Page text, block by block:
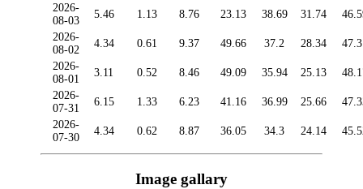
2026-
08-03
5.46 1.13 8.76 23.13 38.69 31.74
2026-
08-02
4.34 0.61 9.37 49.66 37.2 28.34
2026-
08-01
3.11 0.52 8.46 49.09 35.94 25.13
2026-
07-31
6.15 1.33 6.23 41.16 36.99 25.66
2026-
07-30
4.34 0.62 8.87 36.05 34.3 24.14
Image gallary